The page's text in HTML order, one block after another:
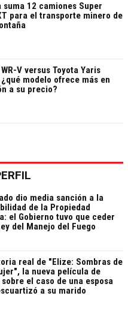
suma 12 camiones Super
para el transporte minero de
V versus Toyota Yaris
¿qué modelo ofrece más en
a su precio?
dio media sanción a la
de la Propiedad
el Gobierno tuvo que ceder
del Manejo del Fuego
real de "Elize: Sombras de
la nueva película de
el caso de una esposa
a su marido